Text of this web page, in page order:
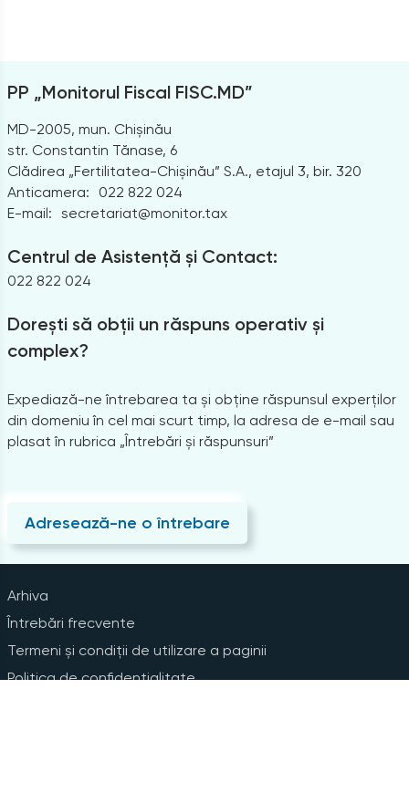
PP „Monitorul Fiscal FISC.MD”
MD-2005, mun. Chișinău
str. Constantin Tănase, 6
Clădirea „Fertilitatea-Chișinău” S.A., etajul 3, bir. 320
Anticamera:
022 822 024
E-mail: secretariat@monitor.tax
Centrul de Asistență și Contact:
022 822 024
Dorești să obții un răspuns operativ și
complex?
Expediază-ne întrebarea ta și obține răspunsul experților
din domeniu în cel mai scurt timp, la adresa de e-mail sau
plasat în rubrica „Întrebări și răspunsuri”
Adresează-ne o întrebare
Arhiva
Întrebări frecvente
Termeni și condiții de utilizare a paginii
Politica de confidențialitate